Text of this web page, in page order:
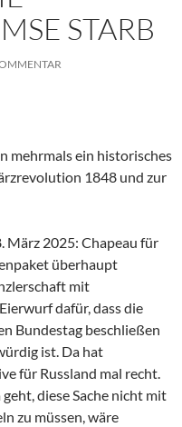
STARB
mehrmals ein historisches
1848 und zur
März 2025: Chapeau für
überhaupt
mit
dafür, dass die
Bundestag beschließen
ist. Da hat
für Russland mal recht.
diese Sache nicht mit
zu müssen, wäre